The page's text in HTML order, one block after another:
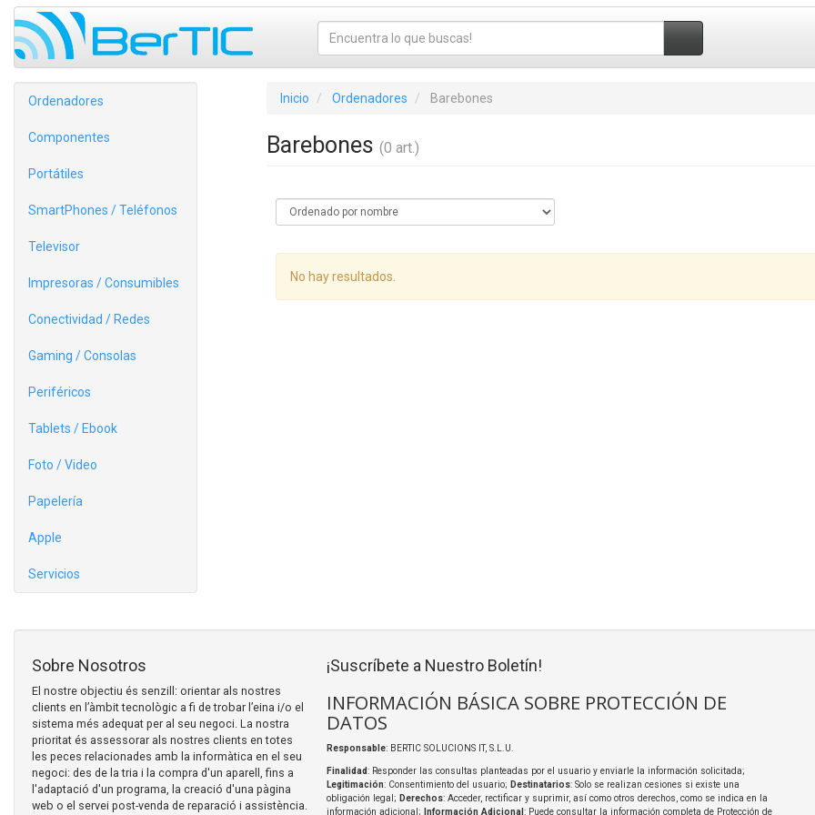
Ordenadores
Componentes
Portátiles
SmartPhones / Teléfonos
Televisor
Impresoras / Consumibles
Conectividad / Redes
Gaming / Consolas
Periféricos
Tablets / Ebook
Foto / Video
Papelería
Apple
Servicios
Inicio Ordenadores Barebones
Barebones (0 art.)
No hay resultados.
Sobre Nosotros
El nostre objectiu és senzill: orientar als nostres
clients en l’àmbit tecnològic a fi de trobar l’eina i/o el
sistema més adequat per al seu negoci. La nostra
prioritat és assessorar als nostres clients en totes
les peces relacionades amb la informàtica en el seu
negoci: des de la tria i la compra d'un aparell, fins a
l'adaptació d'un programa, la creació d'una pàgina
web o el servei post-venda de reparació i assistència.
¡Suscríbete a Nuestro Boletín!
INFORMACIÓN BÁSICA SOBRE PROTECCIÓN DE
DATOS
Responsable: BERTIC SOLUCIONS IT, S.L.U.
Finalidad: Responder las consultas planteadas por el usuario y enviarle la información solicitada;
Legitimación: Consentimiento del usuario; Destinatarios: Solo se realizan cesiones si existe una
obligación legal; Derechos: Acceder, rectificar y suprimir, así como otros derechos, como se indica en la
información adicional;
Información Adicional : Puede consultar la información completa de Protección de